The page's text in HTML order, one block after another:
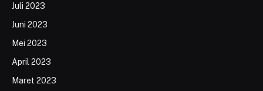
Juli 2023
Juni 2023
Mei 2023
April 2023
Maret 2023